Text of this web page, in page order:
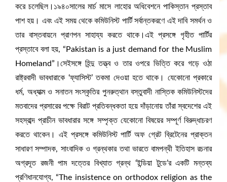
করে চলেছিল।১৯৪০সালের মার্চ মাসে লাহোর অধিবেশনে পাকিস্তান প্রস্তাব
পাশ হয়। এবং এই সময় থেকে কমিউনিস্ট পার্টি সর্বান্তকরণে এই দাবি সমর্থন ও
তার বাস্তবায়নে প্রাণপন সাহায্য করতে থাকে।এই প্রসঙ্গে গৃহীত পার্টির
প্রস্তাবে বলা হয়, “Pakistan is a just demand for the Muslim
Homeland”।সেইসঙ্গে হিন্দু তত্ত্ব ও তার ওপরে ভিত্তি করে গড়ে ওঠা
রাষ্ট্রবাদী ভাবধারাকে ‘ফ্যাসিস্ট’ তকমা দেওয়া হতে থাকে। যেকোনো প্রকারে
ধর্ম, অধ্যাত্ম ও সনাতন সংস্কৃতির পুনরুত্থান বস্তুবাদী নাস্তিক কমিউনিস্টদের
মতবাদের প্রসারের পক্ষে বিরাট প্রতিবন্ধকতা হয়ে দাঁড়ানোয় তাঁরা স্বদেশের এই
সহস্রাব্দ প্রাচীন ভাবধারার সঙ্গে সম্পৃক্ত যেকোনো বিষয়ের সম্পূর্ণ বিরুদ্ধাচরণ
করতে থাকেন। এই প্রসঙ্গে কমিউনিস্ট পার্টি অফ গ্রেট ব্রিটেনের প্রাক্তন
সাধারণ সম্পাদক, সাংবাদিক ও গ্রন্থকার তথা ভারতে বামপন্থী ইতিহাস রচনার
অগ্রদূত রজনী পাম দত্তের বিখ্যাত গ্রন্থ ‘ইন্ডিয়া টুডে’র একটি মন্তব্য
প্রণিধানযোগ্য, “The insistence on orthodox religion as the